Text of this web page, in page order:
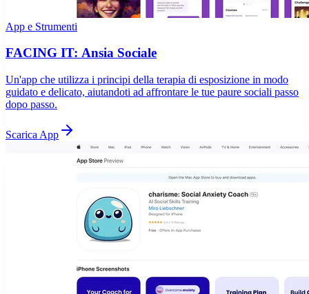
App e Strumenti
FACING IT: Ansia Sociale
Un'app che utilizza i principi della terapia di esposizione in modo
guidato e delicato, aiutandoti ad affrontare le tue paure sociali passo
dopo passo.
Scarica App